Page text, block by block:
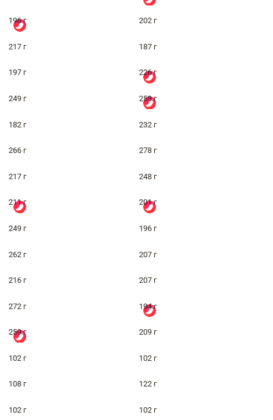
196 г 202 г
217 г 187 г
197 г 226 г
249 г 259 г
182 г 232 г
266 г 278 г
217 г 248 г
211 г 201 г
249 г 196 г
262 г 207 г
216 г 207 г
272 г 194 г
259 г 209 г
102 г 102 г
108 г 122 г
102 г 102 г